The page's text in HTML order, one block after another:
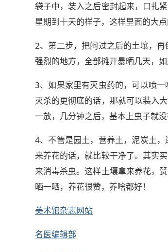
袋子中，装入之后密封起来，口扎
星期到十天的样子，这样里面的大
2、第二步，把闷过之后的土壤，
强烈的地方，全部摊开暴晒几天，
3、如果家里有灭虫药的，可以喷
灭杀的更彻底的话，那就可以装入
一放，几分钟之后，基本上虫子就没
4、不管是园土，营养土，泥炭土
来养花的话，就比较干净了。其实
来消毒杀虫。这样土壤拿来养花，
晒一晒，养花很赞，养啥都好！
美术馆杂志网站
名医编辑部